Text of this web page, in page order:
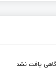
یافت نشد